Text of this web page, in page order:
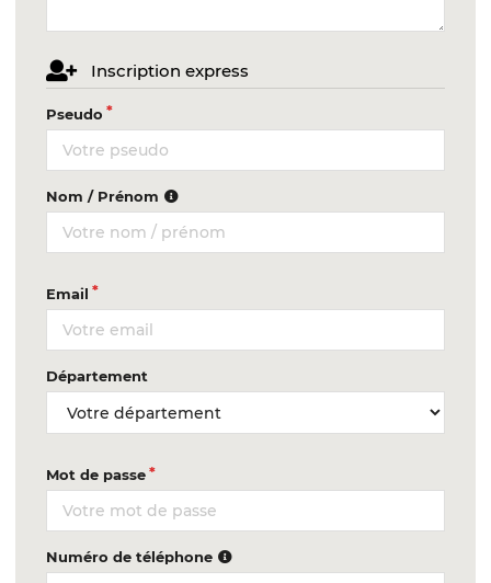
Inscription express
Pseudo
Nom / Prénom
Email
Département
Mot de passe
Numéro de téléphone